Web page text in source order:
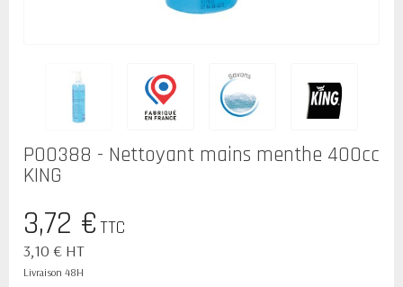
P00388 - Nettoyant mains menthe 400cc
KING
3,72 €TTC
3,10 € HT
Livraison 48H